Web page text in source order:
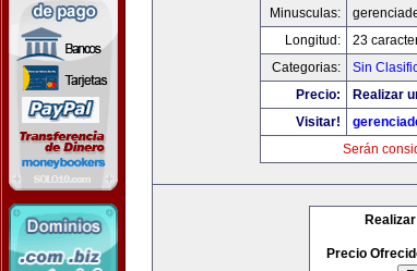
Minusculas:
Longitud:
23
Categorias:
Sin
Precio:
Realizar
Visitar!
Serán
Precio